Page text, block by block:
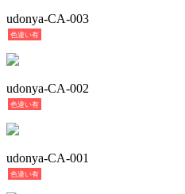
udonya-CA-003
色違い有
udonya-CA-002
色違い有
udonya-CA-001
色違い有